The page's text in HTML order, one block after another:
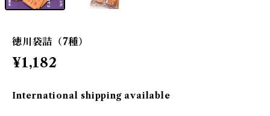
徳川袋詰（7種）
¥1,182
International shipping available